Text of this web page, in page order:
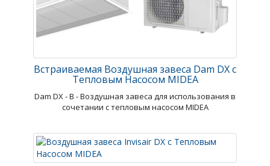
Встраиваемая Воздушная завеса Dam DX с
Тепловым Насосом MIDEA
Dam DX - В - Воздушная завеса для использования в
сочетании с тепловым насосом MIDEA